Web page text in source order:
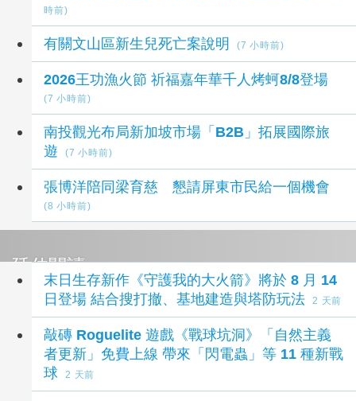
時前)
有關文山區新生兒死亡案說明 (7 小時前)
2026王功漁火節 祈福嘉年華千人烤蚵8/8登場
(7 小時前)
南投觀光布局新加坡市場「B2B」拓展國際旅
遊
(7 小時前)
張博洋陪同梁育慈 懇請屏東市民給一個機會
(8 小時前)
延伸閱讀
末日生存新作《守護我的大火箭》將於 8 月 14
日登場 結合搜打撤、基地建造與塔防玩法
2 天前
敲磚 Roguelite 遊戲《戰球坑洞》「自然主義
者更新」免費上線 帶來「閃電蟲」等 11 種新戰
球
2 天前